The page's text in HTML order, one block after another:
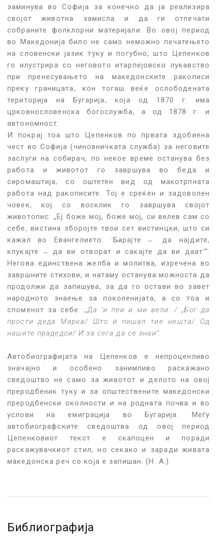
заминува во Софија за конечно да ја реализира
својот животна замисла и да ги отпечати
собраните фолклорни материјали. Во овој период
во Македонија било не само неможно печатењето
на словенски јазик туку и погубно, што Цепенков
го илустрира со неговото итарпејовско лукавство
при пренесувањето на македонските ракописи
преку границата, кон тогаш веќе ослободената
територија на Бугарија, која од 1870 г. има
црковнословенска богослужба, а од 1878 г. и
автономност.
И покрај тоа што Цепенков по првата здобиена
чест во Софија (чиновничката служба) за неговите
заслуги на собирач, по некое време останува без
работа и животот го завршува во беда и
сиромаштија, со оштетен вид од макотрпната
работа над ракописите. Тој е среќен и задоволен
човек, кој со восклик го завршува својот
животопис: „Еј боже мој, боже мој, си велев сам со
себе, вистина зборојте твои сет вистинцки, што си
кажал во Евангелието: ‘Б̶арајте ̶ да најдите,
клукајте ̶ да ви отворат и сакајте да ви даат’“.
Негова единствена желба и молитва, изречена во
завршните стихови, и натаму останува можноста да
продолжи да запишува, за да го остави во завет
народното знаење за поколенијата, а со тоа и
споменот за себе : „Да ‘и пеи и ми вели: / „Бог да
прости деда Марка/ Што ѝ пишал тие нешта/ Од
нашите прадедои/ И за сега да се знаи“.
Автобиографијата на Цепенков е непроценливо
значајно и особено занимливо раскажано
сведоштво не само за животот и делото на овој
преродбеник туку и за општествените македонски
преродбенски околности и на родната почва и во
услови на емиграција во Бугарија. Меѓу
автобиографските сведоштва од овој период
Цепенковиот текст е скапоцен и поради
раскажувачкиот стил, но секако и заради живата
македонска реч со која е запишан. (Н. А.)
Библиографија